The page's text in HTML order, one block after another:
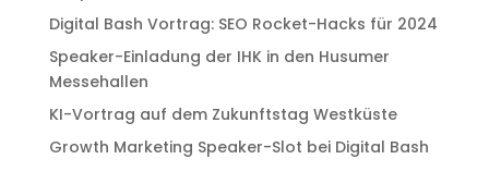
Digital Bash Vortrag: SEO Rocket-Hacks für 2024
Speaker-Einladung der IHK in den Husumer
Messehallen
KI-Vortrag auf dem Zukunftstag Westküste
Growth Marketing Speaker-Slot bei Digital Bash